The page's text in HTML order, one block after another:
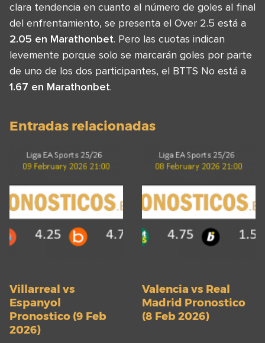
clara tendencia en cuanto al número de goles al final
del enfrentamiento, se presenta el Over 2.5 está a
2.05 en Marathonbet. Pero las cuotas indican
levemente porque solo se marcarán goles por parte
de uno de los dos participantes, el BTTS No está a
1.67 en Marathonbet.
Entradas relacionadas
Villarreal vs
Espanyol
Pronostico (9 Feb
2026)
Valencia vs Real
Madrid Pronostico
(8 Feb 2026)